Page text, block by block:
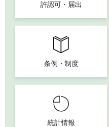
許認可・届出
条例・制度
統計情報